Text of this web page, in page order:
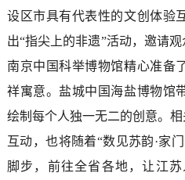
设区市具有代表性的文创体验
出“指尖上的非遗”活动，邀请观
南京中国科举博物馆精心准备
祥寓意。盐城中国海盐博物馆
绘制每个人独一无二的创意。
互动，也将随着“数见苏韵·家
脚步，前往全省各地，让江